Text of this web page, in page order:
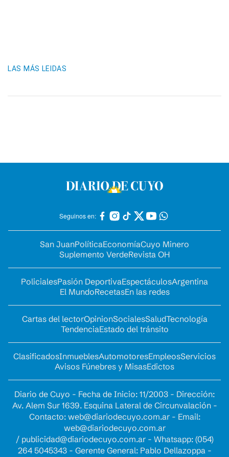
LAS MÁS LEIDAS
Seguinos en:
San JuanPolíticaEconomíaCuyo Minero
Suplemento VerdeRevista OH
PolicialesPasión DeportivaEspectáculosArgentina
El MundoRecetasEn las redes
Cartas del lectorOpinionSocialesSaludTecnología
TendenciaEstado del tránsito
ClasificadosInmueblesAutomotoresEmpleosServicios
Avisos Fúnebres y MisasEdictos
Diario de Cuyo - Fecha de Inicio: 11/2003 - Dirección:
Av. Alem Sur 1639. Esquina Lateral de Circunvalación -
Contacto: web@diariodecuyo.com.ar- Email:
web@diariodecuyo.com.ar
/ publicidad@diariodecuyo.com.ar- Whatsapp: (054)
264 5045343 - Gerente General: Pablo Dellazoppa -